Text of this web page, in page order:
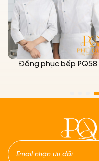
Đồng phục bếp PQ58